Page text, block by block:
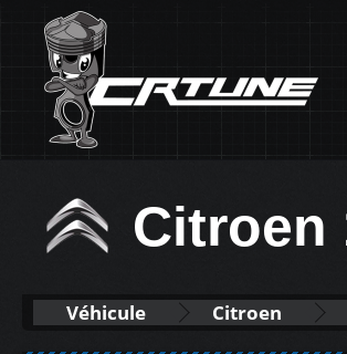
Citroen
Véhicule Citroen